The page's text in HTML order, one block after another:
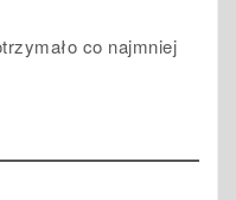
co najmniej